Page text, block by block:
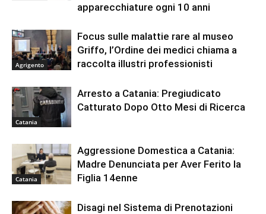
apparecchiature ogni 10 anni
Agrigento
Focus sulle malattie rare al museo
Griffo, l’Ordine dei medici chiama a
raccolta illustri professionisti
Catania
Arresto a Catania: Pregiudicato
Catturato Dopo Otto Mesi di Ricerca
Catania
Aggressione Domestica a Catania:
Madre Denunciata per Aver Ferito la
Figlia 14enne
Disagi nel Sistema di Prenotazioni